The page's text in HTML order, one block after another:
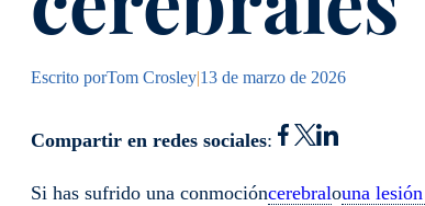
Escrito porTom Crosley|13 de marzo de 2026
Compartir en redes sociales:
Si has sufrido una conmocióncerebralouna